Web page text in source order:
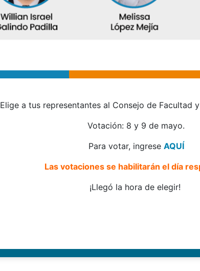
Elige a tus representantes al Consejo de Facultad
Votación: 8 y 9 de mayo.
Para votar, ingrese AQUÍ
Las votaciones se habilitarán el día
¡Llegó la hora de elegir!